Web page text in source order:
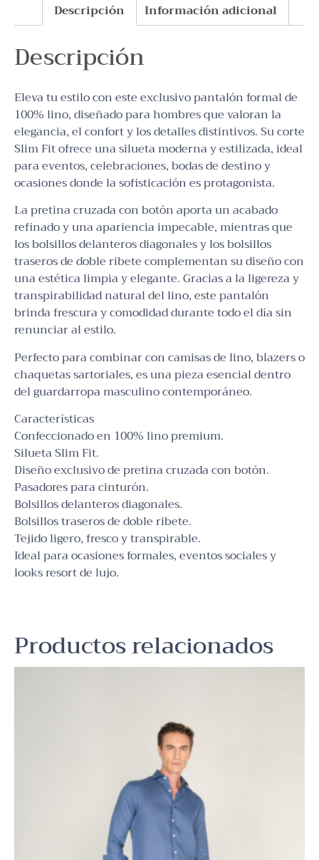
Descripción Información adicional
Descripción
Eleva tu estilo con este exclusivo pantalón formal de
100% lino, diseñado para hombres que valoran la
elegancia, el confort y los detalles distintivos. Su corte
Slim Fit ofrece una silueta moderna y estilizada, ideal
para eventos, celebraciones, bodas de destino y
ocasiones donde la sofisticación es protagonista.
La pretina cruzada con botón aporta un acabado
refinado y una apariencia impecable, mientras que
los bolsillos delanteros diagonales y los bolsillos
traseros de doble ribete complementan su diseño con
una estética limpia y elegante. Gracias a la ligereza y
transpirabilidad natural del lino, este pantalón
brinda frescura y comodidad durante todo el día sin
renunciar al estilo.
Perfecto para combinar con camisas de lino, blazers o
chaquetas sartoriales, es una pieza esencial dentro
del guardarropa masculino contemporáneo.
Características
Confeccionado en 100% lino premium.
Silueta Slim Fit.
Diseño exclusivo de pretina cruzada con botón.
Pasadores para cinturón.
Bolsillos delanteros diagonales.
Bolsillos traseros de doble ribete.
Tejido ligero, fresco y transpirable.
Ideal para ocasiones formales, eventos sociales y
looks resort de lujo.
Productos relacionados